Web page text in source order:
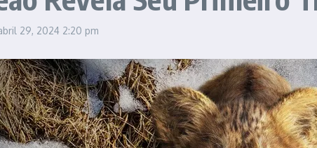
29, 2024 2:20 pm